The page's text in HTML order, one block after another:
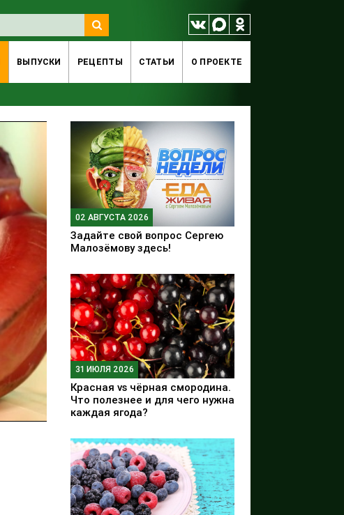
ВЫПУСКИ РЕЦЕПТЫ СТАТЬИ O ПРОЕКТЕ
02 АВГУСТА 2026
Задайте свой вопрос Сергею
Малозёмову здесь!
31 ИЮЛЯ 2026
Красная vs чёрная смородина.
Что полезнее и для чего нужна
каждая ягода?